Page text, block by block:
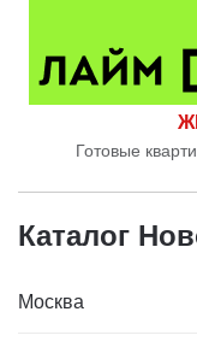
Готовые
Каталог
Москва